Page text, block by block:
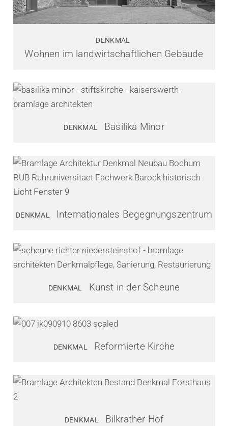
DENKMAL
Wohnen im landwirtschaftlichen Gebäude
DENKMAL Basilika Minor
DENKMAL Internationales Begegnungszentrum
DENKMAL Kunst in der Scheune
DENKMAL Reformierte Kirche
DENKMAL Bilkrather Hof